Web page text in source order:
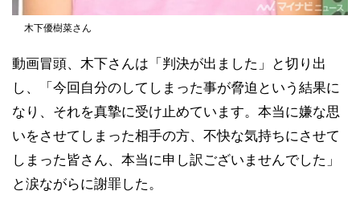
木下優樹菜さん
動画冒頭、木下さんは「判決が出ました」と切り出
し、「今回自分のしてしまった事が脅迫という結果に
なり、それを真摯に受け止めています。本当に嫌な思
いをさせてしまった相手の方、不快な気持ちにさせて
しまった皆さん、本当に申し訳ございませんでした」
と涙ながらに謝罪した。